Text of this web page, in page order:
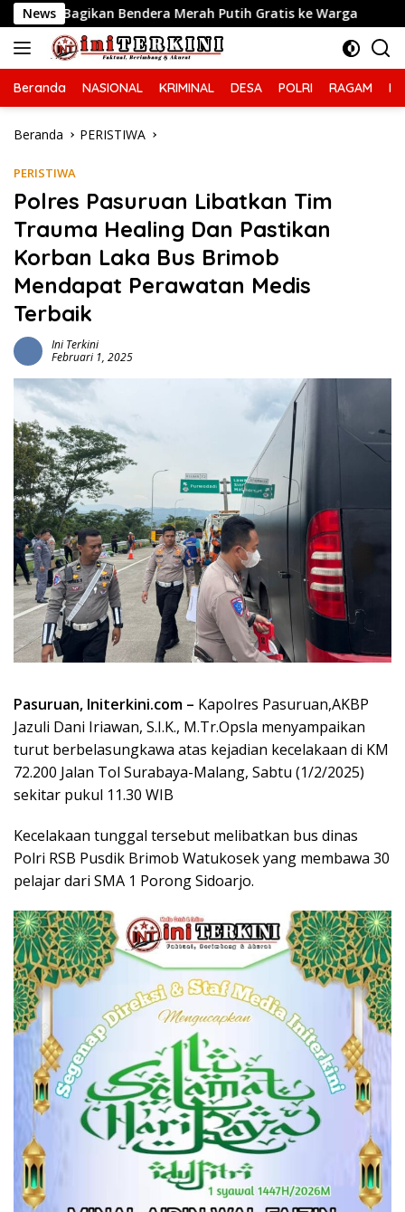
Langsung
ke
konten
NewsMerah Putih Gratis ke Warga Ciptakan
Beranda NASIONAL KRIMINAL DESA POLRI RAGAM
Beranda PERISTIWA
PERISTIWA
Polres Pasuruan Libatkan Tim
Trauma Healing Dan Pastikan
Korban Laka Bus Brimob
Mendapat Perawatan Medis
Terbaik
Ini Terkini
Februari 1, 2025
Pasuruan, Initerkini.com – Kapolres Pasuruan,AKBP
Jazuli Dani Iriawan, S.I.K., M.Tr.Opsla menyampaikan
turut berbelasungkawa atas kejadian kecelakaan di KM
72.200 Jalan Tol Surabaya-Malang, Sabtu (1/2/2025)
sekitar pukul 11.30 WIB
Kecelakaan tunggal tersebut melibatkan bus dinas
Polri RSB Pusdik Brimob Watukosek yang membawa 30
pelajar dari SMA 1 Porong Sidoarjo.